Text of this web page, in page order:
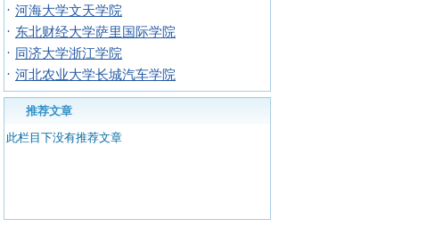
· 河海大学文天学院
· 东北财经大学萨里国际学院
· 同济大学浙江学院
· 河北农业大学长城汽车学院
推荐文章
此栏目下没有推荐文章